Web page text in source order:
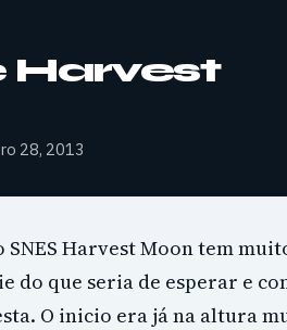
Harvest
28, 2013
Harvest Moon tem
do que seria de esperar e
O inicio era já na altura